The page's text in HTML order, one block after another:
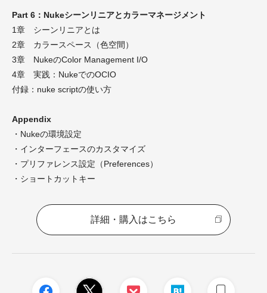
Part 6：Nukeシーンリニアとカラーマネージメント
1章 シーンリニアとは
2章 カラースペース（色空間）
3章 NukeのColor Management I/O
4章 実践：NukeでのOCIO
付録：nuke scriptの使い方
Appendix
・Nukeの環境設定
・インターフェースのカスタマイズ
・プリファレンス設定（Preferences）
・ショートカットキー
詳細・購入はこちら